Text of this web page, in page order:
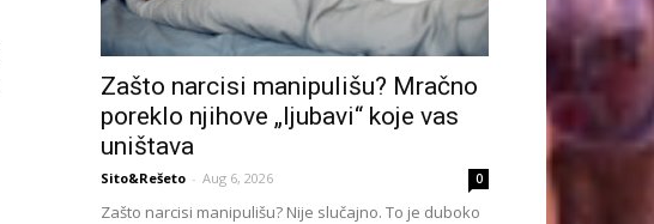
Zašto narcisi manipulišu? Mračno
poreklo njihove „ljubavi“ koje vas
uništava
Sito&Rešeto - Aug 6, 2026 0
Zašto narcisi manipulišu? Nije slučajno. To je duboko